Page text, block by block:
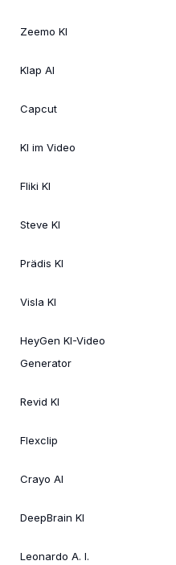
Zeemo KI
Klap AI
Capcut
KI im Video
Fliki KI
Steve KI
Prädis KI
Visla KI
HeyGen KI-Video
Generator
Revid KI
Flexclip
Crayo AI
DeepBrain KI
Leonardo A. I.